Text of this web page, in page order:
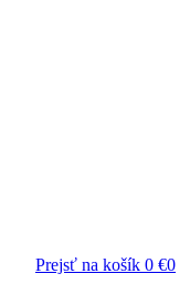
Prejsť na košík 0 €0